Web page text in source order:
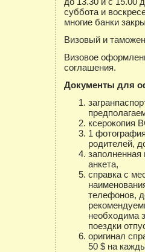
суббота и
многие банки
Визовый и
Визовое
соглашения.
Документы для
ксерокопия
1
родителей,
заполненная
анкета,
справка с
телефонов,
необходима
поездки
оригинал
50 $ на